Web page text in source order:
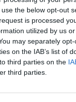
the below opt-out
is processed
utilized by us
may separately
on the IAB’s list of
third parties on the
third parties.
el Consejo
aprobará